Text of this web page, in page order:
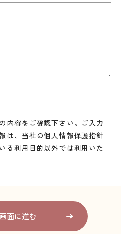
の内容をご確認下さい。ご入力
は、当社の個人情報保護指針
る利用目的以外では利用いた